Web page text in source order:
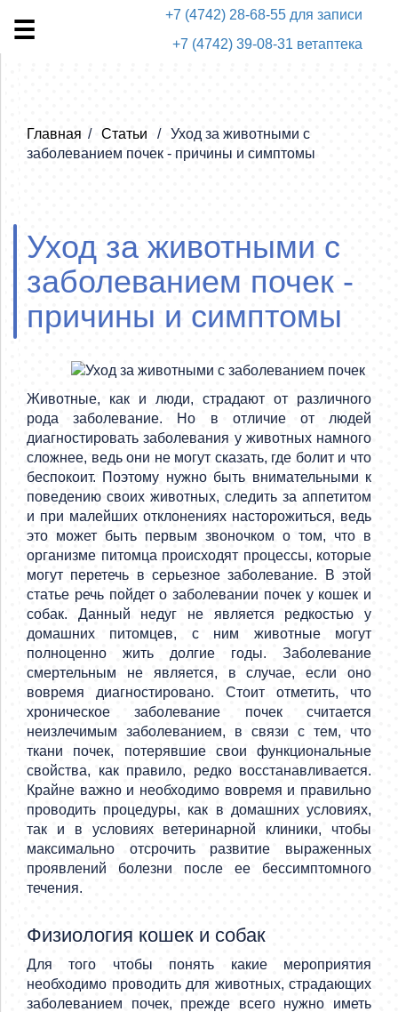
+7 (4742) 28-68-55 для записи
+7 (4742) 39-08-31 ветаптека
Главная Статьи
Уход за животными с
заболеванием почек - причины и симптомы
Уход за животными с
заболеванием почек -
причины и симптомы
Животные, как и люди, страдают от различного
рода заболевание. Но в отличие от людей
диагностировать заболевания у животных намного
сложнее, ведь они не могут сказать, где болит и что
беспокоит. Поэтому нужно быть внимательными к
поведению своих животных, следить за аппетитом
и при малейших отклонениях насторожиться, ведь
это может быть первым звоночком о том, что в
организме питомца происходят процессы, которые
могут перетечь в серьезное заболевание. В этой
статье речь пойдет о заболевании почек у кошек и
собак. Данный недуг не является редкостью у
домашних питомцев, с ним животные могут
полноценно жить долгие годы. Заболевание
смертельным не является, в случае, если оно
вовремя диагностировано. Стоит отметить, что
хроническое заболевание почек считается
неизлечимым заболеванием, в связи с тем, что
ткани почек, потерявшие свои функциональные
свойства, как правило, редко восстанавливается.
Крайне важно и необходимо вовремя и правильно
проводить процедуры, как в домашних условиях,
так и в условиях ветеринарной клиники, чтобы
максимально отсрочить развитие выраженных
проявлений болезни после ее бессимптомного
течения.
Физиология кошек и собак
Для того чтобы понять какие мероприятия
необходимо проводить для животных, страдающих
заболеванием почек, прежде всего нужно иметь